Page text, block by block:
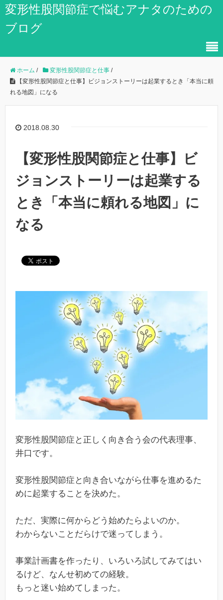
変形性股関節症で悩むアナタのための
ブログ
ホーム / 変形性股関節症と仕事 /
【変形性股関節症と仕事】ビジョンストーリーは起業するとき「本当に頼
れる地図」になる
2018.08.30
【変形性股関節症と仕事】ビ
ジョンストーリーは起業する
とき「本当に頼れる地図」に
なる
変形性股関節症と正しく向き合う会の代表理事、
井口です。
変形性股関節症と向き合いながら仕事を進めるた
めに起業することを決めた。
ただ、実際に何からどう始めたらよいのか。
わからないことだらけで迷ってしまう。
事業計画書を作ったり、いろいろ試してみてはい
るけど、なんせ初めての経験。
もっと迷い始めてしまった。